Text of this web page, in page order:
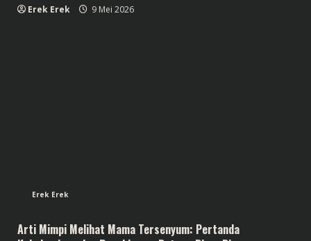
Erek Erek 9 Mei 2026
Erek Erek
Arti Mimpi Melihat Mama Tersenyum: Pertanda